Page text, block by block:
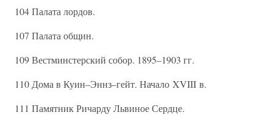
104 Палата лордов.
107 Палата общин.
109 Вестминстерский собор. 1895–1903 гг.
110 Дома в Куин–Эннз–гейт. Начало XVIII в.
111 Памятник Ричарду Львиное Сердце.